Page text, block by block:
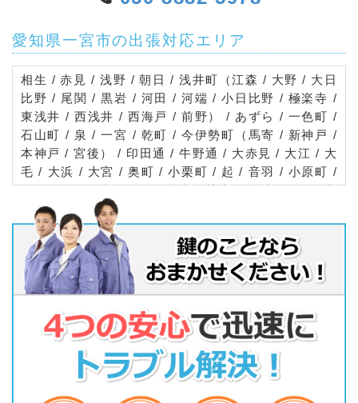
愛知県一宮市の出張対応エリア
相生 / 赤見 / 浅野 / 朝日 / 浅井町（江森 / 大野 / 大日
比野 / 尾関 / 黒岩 / 河田 / 河端 / 小日比野 / 極楽寺 /
東浅井 / 西浅井 / 西海戸 / 前野） / あずら / 一色町 /
石山町 / 泉 / 一宮 / 乾町 / 今伊勢町（馬寄 / 新神戸 /
本神戸 / 宮後） / 印田通 / 牛野通 / 大赤見 / 大江 / 大
毛 / 大浜 / 大宮 / 奥町 / 小栗町 / 起 / 音羽 / 小原町 /
開明 / 篭屋 / 上祖父江 / 神山 / 苅安賀 / 川田町 / 観音
寺 / 観音町 / 神戸町 / 木曽川町（内割田 / 門間 / 黒田
/ 里小牧 / 外割田 / 玉ノ井 / 三ツ法寺） / 北今 / 北浦
町 / 北小渕 / 北方町（北方 / 曽根 / 中島） / 北神明町
/ 北園通 / 貴船 / 貴船町 / 九品町 / 小赤見 / 公園通 /
光明寺 / 古金町 / 古見町 / 小信中島 / 栄 / 桜 / 笹野 /
佐千原 / 更屋敷 / 猿海道 / 三条 / 三丹町 / 島崎 / 島村
/ 下川田町 / 下田 / 下沼町 / 春明 / 常願通 / 定水寺 /
昭和 / 城崎通 / 白旗通 / 新生 / 末広 / 杉山 / 住吉 / 瀬
部 / せんい / 大志 / 大正通 / 多加木 / 高田 / 高畑町 /
竹橋町 / 田島町 / 田所 / 玉野 / 丹陽町（五日市場 / 九